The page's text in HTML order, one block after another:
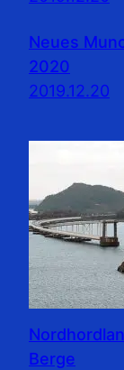
Neues
2020
2019.12.20
Berge